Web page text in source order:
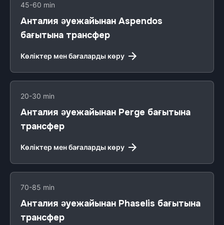
45-60 min
Анталия әуежайынан Aspendos
бағытына трансфер
Көліктер мен бағаларды көру
20-30 min
Анталия әуежайынан Perge бағытына
трансфер
Көліктер мен бағаларды көру
70-85 min
Анталия әуежайынан Phaselis бағытына
трансфер